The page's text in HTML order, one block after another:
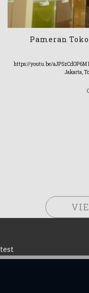
Pameran
https://youtu.be/aJPSzCdOP6M
Jakarta,
test